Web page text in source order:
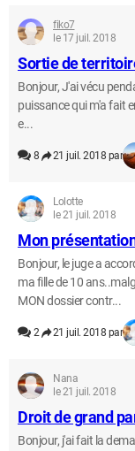
fiko7
le 17 juil. 2018
Sortie de
Bonjour, J'ai vécu
puissance qui m'a fait
e...
8 21 juil. 2018 par
Lolotte
le 21 juil. 2018
Mon
Bonjour, le juge a
ma fille de 10
MON dossier contr...
2 21 juil. 2018 par
Nana
le 21 juil. 2018
Droit de grand
Bonjour, j'ai fait la